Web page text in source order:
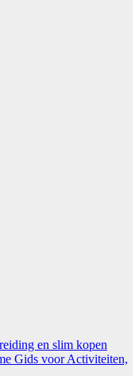
en slim kopen
Gids voor Activiteiten,